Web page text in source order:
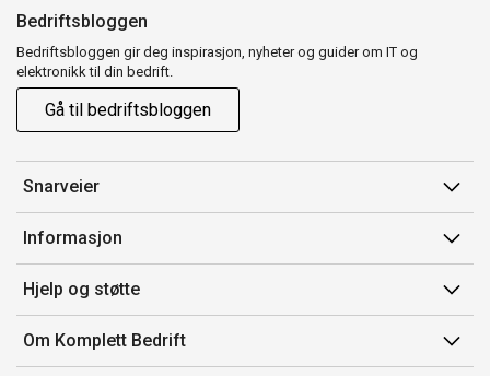
Bedriftsbloggen
Bedriftsbloggen gir deg inspirasjon, nyheter og guider om IT og
elektronikk til din bedrift.
Gå til bedriftsbloggen
Snarveier
Min side
Ordreoversikt
Mine produkter
Informasjon
Salgsbetingelser
Avtalevilkår for Komplett Bedrift Pluss
Produsenter
Hjelp og støtte
Kontakt oss
Retur
Om Komplett Bedrift